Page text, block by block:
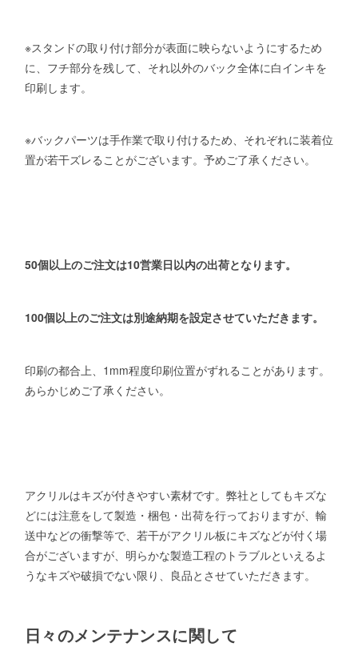
※スタンドの取り付け部分が表面に映らないようにするため
に、フチ部分を残して、それ以外のバック全体に白インキを
印刷します。
※バックパーツは手作業で取り付けるため、それぞれに装着位
置が若干ズレることがございます。予めご了承ください。
50個以上のご注文は10営業日以内の出荷となります。
100個以上のご注文は別途納期を設定させていただきます。
印刷の都合上、1mm程度印刷位置がずれることがあります。
あらかじめご了承ください。
アクリルはキズが付きやすい素材です。弊社としてもキズな
どには注意をして製造・梱包・出荷を行っておりますが、輸
送中などの衝撃等で、若干がアクリル板にキズなどが付く場
合がございますが、明らかな製造工程のトラブルといえるよ
うなキズや破損でない限り、良品とさせていただきます。
日々のメンテナンスに関して